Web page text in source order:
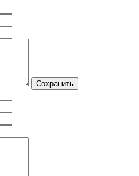
Сохранить